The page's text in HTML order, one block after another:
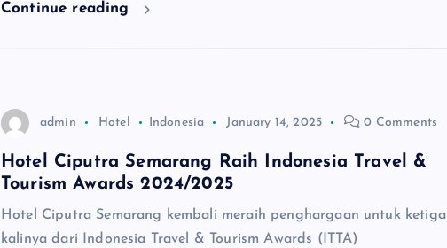
Continue reading
admin Hotel Indonesia January 14, 2025 0 Comments
Hotel Ciputra Semarang Raih Indonesia Travel &
Tourism Awards 2024/2025
Hotel Ciputra Semarang kembali meraih penghargaan untuk ketiga
kalinya dari Indonesia Travel & Tourism Awards (ITTA)